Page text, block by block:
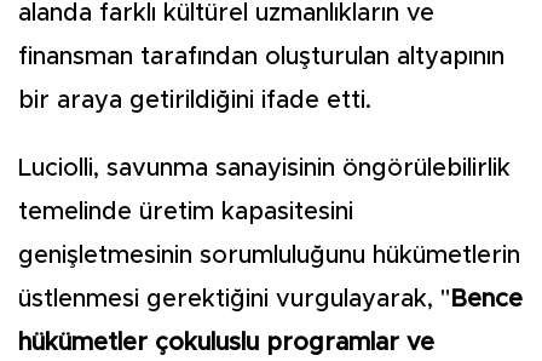
alanda farklı kültürel uzmanlıkların ve
finansman tarafından oluşturulan altyapının
bir araya getirildiğini ifade etti.
Luciolli, savunma sanayisinin öngörülebilirlik
temelinde üretim kapasitesini
genişletmesinin sorumluluğunu hükümetlerin
üstlenmesi gerektiğini vurgulayarak, " Bence
hükümetler çokuluslu programlar ve